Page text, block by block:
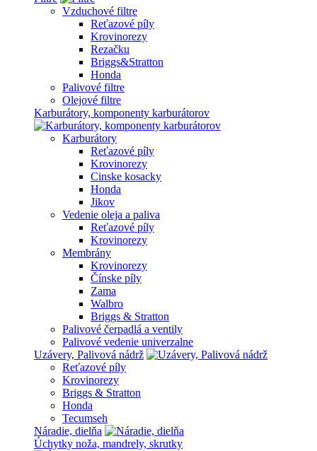
Vzduchové filtre
Reťazové píly
Krovinorezy
Rezačku
Briggs&Stratton
Honda
Palivové filtre
Olejové filtre
Karburátory, komponenty karburátorov
Karburátory
Reťazové píly
Krovinorezy
Cinske kosacky
Honda
Jikov
Vedenie oleja a paliva
Reťazové píly
Krovinorezy
Membrány
Krovinorezy
Čínske píly
Zama
Walbro
Briggs & Stratton
Palivové čerpadlá a ventily
Palivové vedenie univerzalne
Uzávery, Palivová nádrž
Reťazové píly
Krovinorezy
Briggs & Stratton
Honda
Tecumseh
Náradie, dielňa
Úchytky noža, mandrely, skrutky